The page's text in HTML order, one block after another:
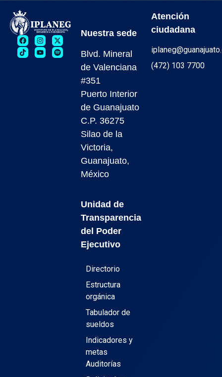
Nuestra sede
Blvd. Mineral
de Valenciana
#351
Puerto Interior
de Guanajuato
C.P. 36275
Silao de la
Victoria,
Guanajuato,
México
Unidad de
Transparencia
del Poder
Ejecutivo
Directorio
Estructura
orgánica
Tabulador de
sueldos
Indicadores y
metas
Auditorías
Atención
ciudadana
(472) 103 7700